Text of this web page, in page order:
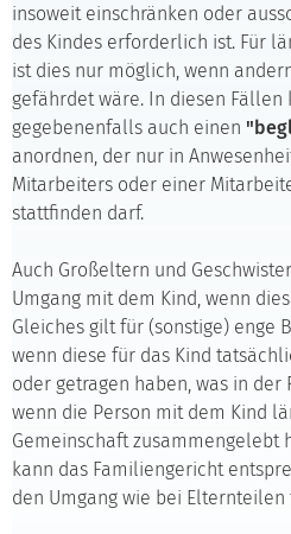
insoweit einschränken oder
des Kindes erforderlich ist. Für
ist dies nur möglich, wenn
gefährdet wäre. In diesen Fällen
gegebenenfalls auch einen
anordnen, der nur in
Mitarbeiters oder einer
stattfinden darf.
Auch Großeltern und
Umgang mit dem Kind, wenn
Gleiches gilt für (sonstige) enge
wenn diese für das Kind
oder getragen haben, was in der
wenn die Person mit dem Kind
Gemeinschaft zusammengelebt
kann das Familiengericht
den Umgang wie bei